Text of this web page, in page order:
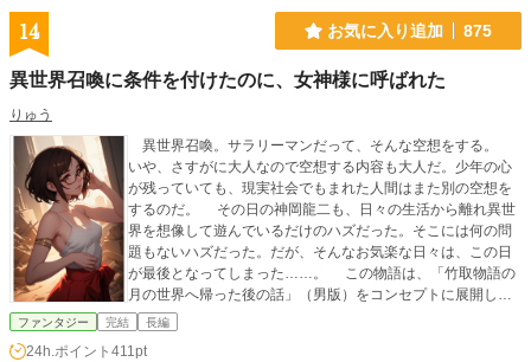
14 お気に入り追加 875
異世界召喚に条件を付けたのに、女神様に呼ばれた
りゅう
異世界召喚。サラリーマンだって、そんな空想をする。
いや、さすがに大人なので空想する内容も大人だ。少年の心
が残っていても、現実社会でもまれた人間はまた別の空想を
するのだ。 その日の神岡龍二も、日々の生活から離れ異世
界を想像して遊んでいるだけのハズだった。そこには何の問
題もないハズだった。だが、そんなお気楽な日々は、この日
が最後となってしまった……。 この物語は、「竹取物語の
月の世界へ帰った後の話」（男版）をコンセプトに展開して
いきます。 注：この作品は、小説家になろう、カクヨム、テ
ファンタジー 完結 長編
24h.ポイント 411pt